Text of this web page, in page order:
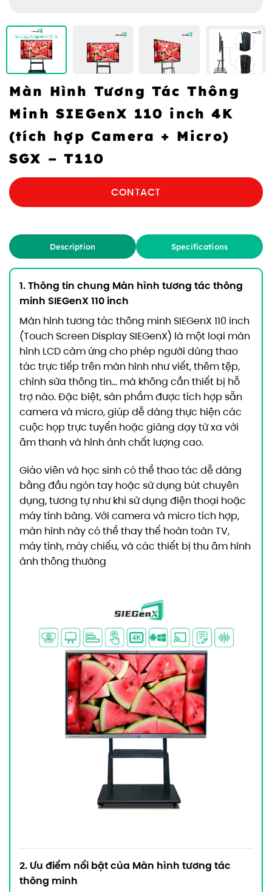
Màn Hình Tương Tác Thông
Minh SIEGenX 110 inch 4K
(tích hợp Camera + Micro)
SGX – T110
CONTACT
Description Specifications
1. Thông tin chung Màn hình tương tác thông
minh SIEGenX 110 inch
Màn hình tương tác thông minh SIEGenX 110 inch
(Touch Screen Display SIEGenX) là một loại màn
hình LCD cảm ứng cho phép người dùng thao
tác trực tiếp trên màn hình như viết, thêm tệp,
chỉnh sửa thông tin… mà không cần thiết bị hỗ
trợ nào. Đặc biệt, sản phẩm được tích hợp sẵn
camera và micro, giúp dễ dàng thực hiện các
cuộc họp trực tuyến hoặc giảng dạy từ xa với
âm thanh và hình ảnh chất lượng cao.
Giáo viên và học sinh có thể thao tác dễ dàng
bằng đầu ngón tay hoặc sử dụng bút chuyên
dụng, tương tự như khi sử dụng điện thoại hoặc
máy tính bảng. Với camera và micro tích hợp,
màn hình này có thể thay thế hoàn toàn TV,
máy tính, máy chiếu, và các thiết bị thu âm hình
ảnh thông thường
2. Ưu điểm nổi bật của Màn hình tương tác
thông minh